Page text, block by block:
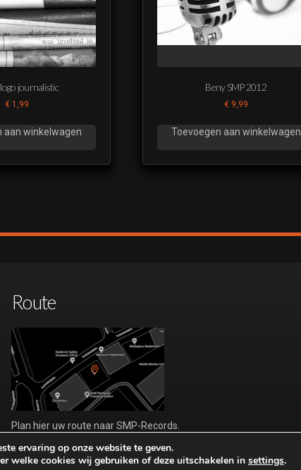
journalistic
€ 1,99
aan winkelwagen
Beny SMP 2012
€9,99
Toevoegen aan winkelwagen
Route
Plan hier uw route naar SMP-Records.
ervaring op onze website te geven.
welke cookies wij gebruiken of deze uitschakelen in settings.